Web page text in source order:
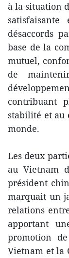
à la situation
désaccords
base de la
mutuel,
de
contribuant
stabilité et au
monde.
Les deux
au Vietnam
président
marquait un
relations
apportant
promotion
Vietnam et la